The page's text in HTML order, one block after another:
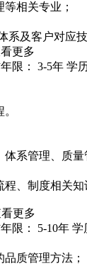
相关专业；
系及客户对应技
更多
限： 3-5年 学
系管理、质量
、制度相关知
更多
限： 5-10年 学
质管理方法；